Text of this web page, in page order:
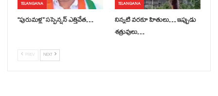
TELANGANA
‘‘పురుమళ్ల’’ సస్పెన్షన్ ఎత్తివేత…
TELANGANA
నిన్నటి వరకూ హితులు… ఇప్పుడు
శత్రువులు…
PREV NEXT